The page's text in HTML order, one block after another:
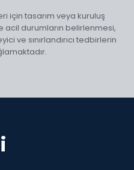
için tasarım veya kuruluş
acil durumların belirlenmesi,
ve sınırlandırıcı tedbirlerin